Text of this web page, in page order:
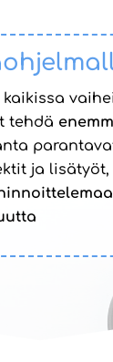
tehdä
ja